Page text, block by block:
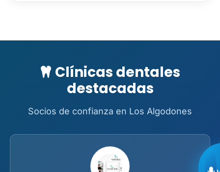
Clínicas dentales
destacadas
Socios de confianza en Los Algodones